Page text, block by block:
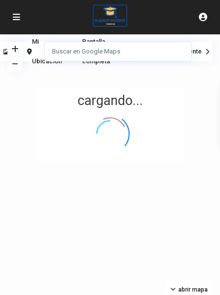
cargando...
abrir mapa
Ver
Mi
Ubicación
Pantalla
completa
Siguiente